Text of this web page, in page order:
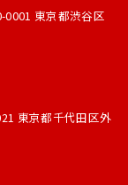
0001 東京都渋谷区
東京都千代田区外